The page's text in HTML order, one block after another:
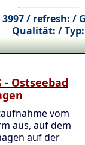
3997 / refresh: /
Qualität: / Typ:
Ostseebad
vom
aus, auf dem
auf der